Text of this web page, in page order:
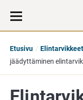
Etusivu Elintarvikkeet
jäädyttäminen